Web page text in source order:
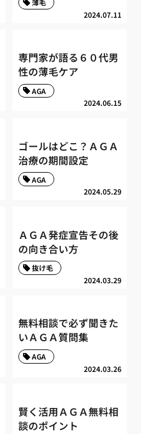
2024.07.11
薄毛
専門家が語る６０代男
性の薄毛ケア
2024.06.15
AGA
ゴールはどこ？ＡＧＡ
治療の期間設定
2024.05.29
AGA
ＡＧＡ発症宣告その後
の向き合い方
2024.03.29
抜け毛
無料相談で必ず聞きた
いＡＧＡ質問集
2024.03.26
AGA
賢く活用ＡＧＡ無料相
談のポイント